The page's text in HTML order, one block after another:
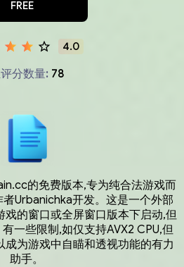
FREE
4.0
分数量: 78
的免费版本,专为纯合法游戏而
Urbanichka开发。这是一个外部
的窗口或全屏窗口版本下启动,但
一些限制,如仅支持AVX2 CPU,但
为游戏中自瞄和透视功能的有力
助手。